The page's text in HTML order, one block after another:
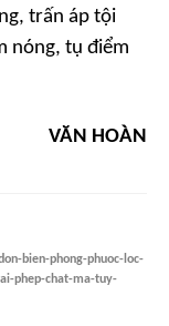
trấn áp tội
nóng, tụ điểm
VĂN HOÀN
bien-phong-phuoc-loc-
phep-chat-ma-tuy-